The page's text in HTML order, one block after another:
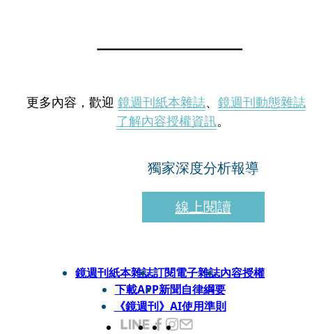
更多內容，歡迎 鏡週刊紙本雜誌、 鏡週刊動態雜誌
了解內容授權資訊。
獨家深度分析報導
線上閱讀
鏡週刊紙本雜誌訂閱電子雜誌內容授權
下載APP新聞自律綱要
《鏡週刊》AI使用準則